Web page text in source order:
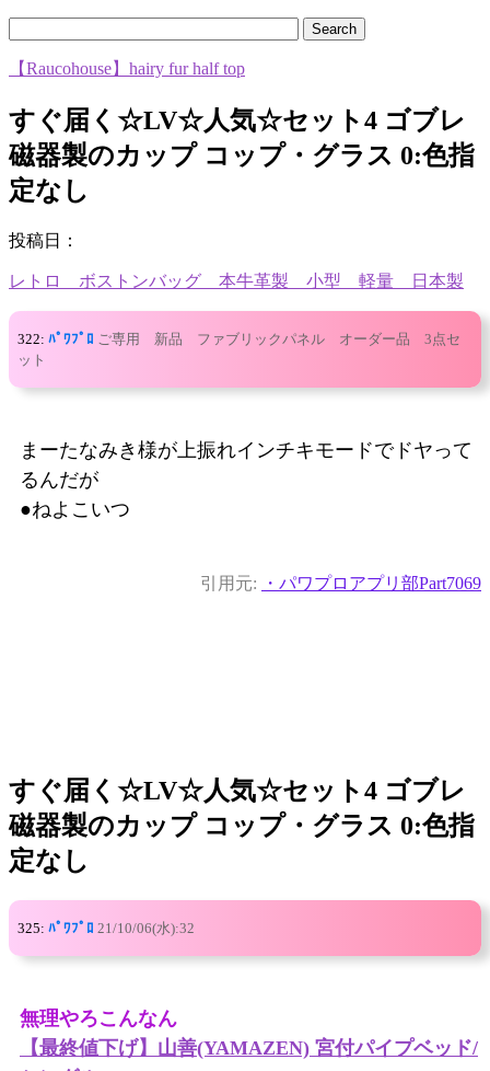
【Raucohouse】hairy fur half top
すぐ届く☆LV☆人気☆セット4 ゴブレ
磁器製のカップ コップ・グラス 0:色指
定なし
投稿日：
レトロ ボストンバッグ 本牛革製 小型 軽量 日本製
322: ﾊﾟﾜﾌﾟﾛ ご専用 新品 ファブリックパネル オーダー品 3点セ
ット
まーたなみき様が上振れインチキモードでドヤって
るんだが
●ねよこいつ
引用元: ・パワプロアプリ部Part7069
すぐ届く☆LV☆人気☆セット4 ゴブレ
磁器製のカップ コップ・グラス 0:色指
定なし
325: ﾊﾟﾜﾌﾟﾛ 21/10/06(水):32
無理やろこんなん
【最終値下げ】山善(YAMAZEN) 宮付パイプベッド/